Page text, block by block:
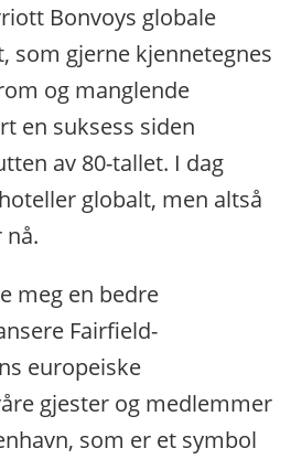
Bonvoys globale
som gjerne kjennetegnes
og manglende
en suksess siden
av 80-tallet. I dag
globalt, men altså
nå.
meg en bedre
Fairfield-
europeiske
gjester og medlemmer
som er et symbol